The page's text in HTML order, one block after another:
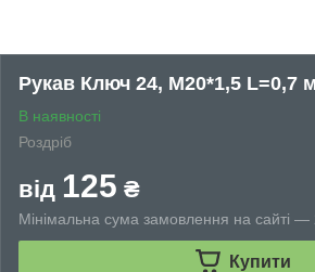
Рукав Ключ 24, М20*1,5 L=0,7
В наявності
Роздріб
від 125 ₴
Мінімальна сума замовлення на сайті —
Купити